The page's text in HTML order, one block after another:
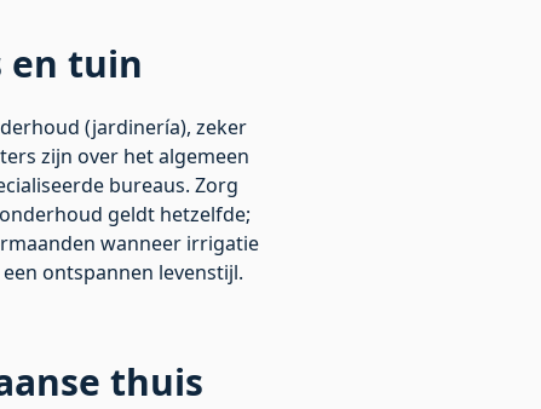
en tuin
(jardinería), zeker
zijn over het algemeen
bureaus. Zorg
geldt hetzelfde;
wanneer irrigatie
ontspannen levenstijl.
thuis